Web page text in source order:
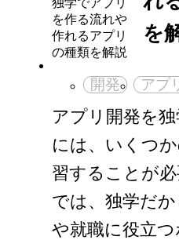
を
開発 アプ
アプリ開発を
には、いくつ
習することが
では、独学だ
や就職に役立つ